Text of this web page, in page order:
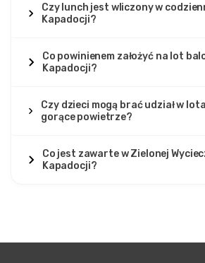
Czy lunch jest wliczony w
Kapadocji?
Co powinienem założyć na lot
Kapadocji?
Czy dzieci mogą brać udział w
gorące powietrze?
Co jest zawarte w Zielonej
Kapadocji?